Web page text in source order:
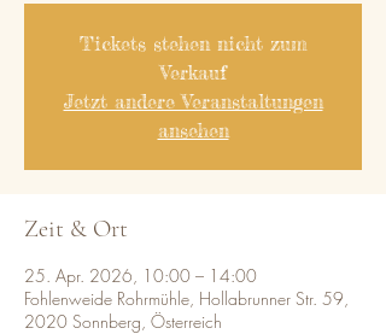
Tickets stehen nicht zum
Verkauf
Jetzt andere Veranstaltungen
ansehen
Zeit & Ort
25. Apr. 2026, 10:00 – 14:00
Fohlenweide Rohrmühle, Hollabrunner Str. 59,
2020 Sonnberg, Österreich